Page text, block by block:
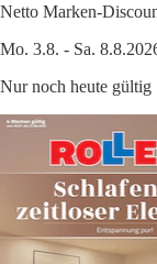
Netto Marken-
Mo. 3.8. - Sa.
Nur noch heute gültig